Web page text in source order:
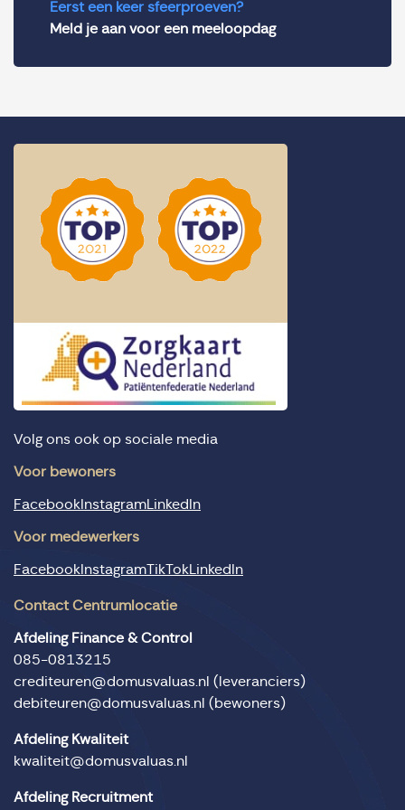
Eerst een keer sfeerproeven?
Meld je aan voor een meeloopdag
Volg ons ook op sociale media
Voor bewoners
FacebookInstagramLinkedIn
Voor medewerkers
FacebookInstagramTikTokLinkedIn
Contact Centrumlocatie
Afdeling Finance & Control
085-0813215
crediteuren@domusvaluas.nl (leveranciers)
debiteuren@domusvaluas.nl (bewoners)
Afdeling Kwaliteit
kwaliteit@domusvaluas.nl
Afdeling Recruitment